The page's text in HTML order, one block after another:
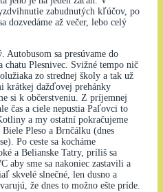
zabudnutých kľúčov, po
dozvedáme až večer, lebo celý
sa presúvame do
chatu Plesnivec. Svižné tempo nič
zo strednej školy a tak už
krátkej dažďovej prehánky
si k občerstveniu. Z príjemnej
čas a ciele nepustia Paľovci to
a my ostatní pokračujeme
Pleso a Brnčálku (dnes
Po ceste sa kocháme
a Belianske Tatry, príliš sa
aby sme sa nakoniec zastavili a
skvelé slnečné, len dusno a
že dnes to možno ešte príde.